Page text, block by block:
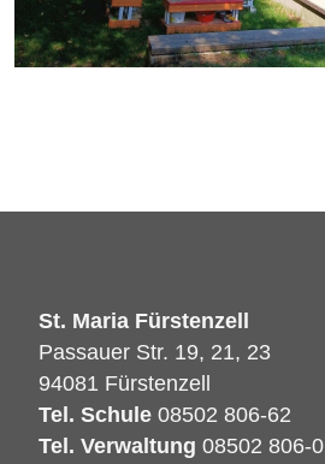
St. Maria Fürstenzell
Passauer Str. 19, 21, 23
94081 Fürstenzell
Tel. Schule 08502 806-62
Tel. Verwaltung 08502 806-0